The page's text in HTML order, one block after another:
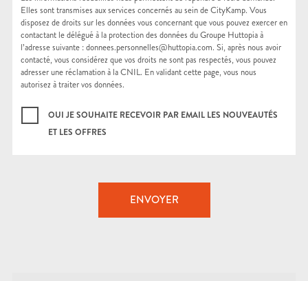
Elles sont transmises aux services concernés au sein de CityKamp. Vous
disposez de droits sur les données vous concernant que vous pouvez exercer en
contactant le délégué à la protection des données du Groupe Huttopia à
l’adresse suivante : donnees.personnelles@huttopia.com. Si, après nous avoir
contacté, vous considérez que vos droits ne sont pas respectés, vous pouvez
adresser une réclamation à la CNIL. En validant cette page, vous nous
autorisez à traiter vos données.
OUI JE SOUHAITE RECEVOIR PAR EMAIL LES NOUVEAUTÉS
ET LES OFFRES
ENVOYER